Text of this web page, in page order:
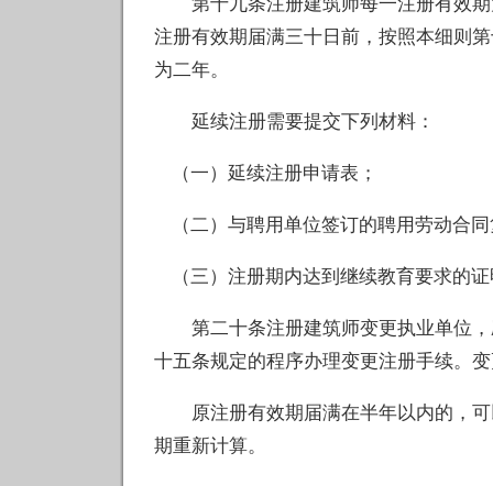
注册有效期届满三十日前，按照本细则
为二年。
延续注册需要提交下列材料：
（一）延续注册申请表；
（二）与聘用单位签订的聘用劳动合
（三）注册期内达到继续教育要求的
第二十条注册建筑师变更执业单位，
十五条规定的程序办理变更注册手续。
原注册有效期届满在半年以内的，可
期重新计算。